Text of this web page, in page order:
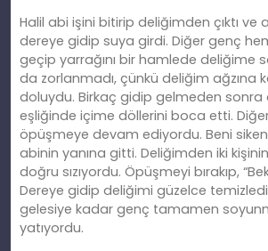
Halil abi işini bitirip deliğimden çıktı
dereye gidip suya girdi. Diğer genç
geçip yarrağını bir hamlede deliğime
da zorlanmadı, çünkü deliğim ağzına
doluydu. Birkaç gidip gelmeden sonra
eşliğinde içime döllerini boca etti.
öpüşmeye devam ediyordu. Beni
abinin yanına gitti. Deliğimden iki kişinin
doğru sızıyordu. Öpüşmeyi bırakıp,
Dereye gidip deliğimi güzelce
gelesiye kadar genç tamamen
yatıyordu.